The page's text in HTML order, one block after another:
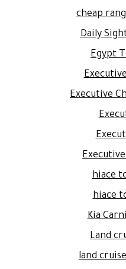
cheap
Daily
Egypt
Executive
hiace
hiace
Kia
Land
land